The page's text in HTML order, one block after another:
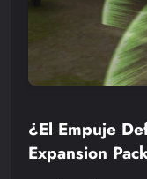
¿El Empuje
Expansion